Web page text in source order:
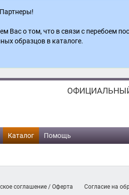
Вас о том, что в связи с перебоем
образцов в каталоге.
Каталог Помощь
соглашение / Оферта Согласие на